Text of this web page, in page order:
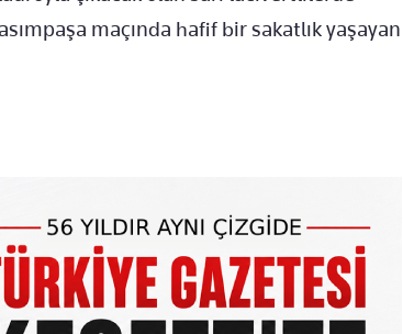
maçında hafif bir sakatlık yaşayan